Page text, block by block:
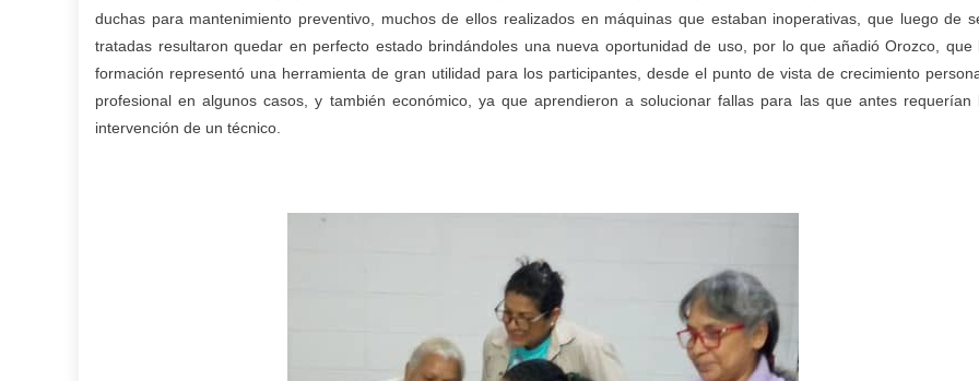
duchas para mantenimiento preventivo, muchos de ellos realizados en máquinas que estaban inoperativas, que luego de
tratadas resultaron quedar en perfecto estado brindándoles una nueva oportunidad de uso, por lo que añadió Orozco, que
formación representó una herramienta de gran utilidad para los participantes, desde el punto de vista de crecimiento
profesional en algunos casos, y también económico, ya que aprendieron a solucionar fallas para las que antes requerían
intervención de un técnico.